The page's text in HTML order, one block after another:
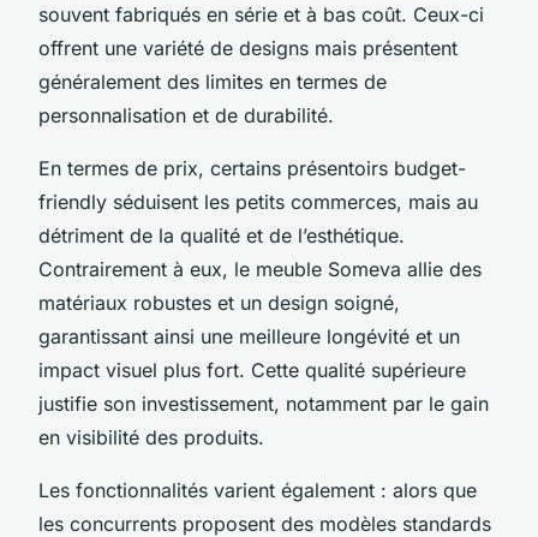
souvent fabriqués en série et à bas coût. Ceux-ci
offrent une variété de designs mais présentent
généralement des limites en termes de
personnalisation et de durabilité.
En termes de prix, certains présentoirs budget-
friendly séduisent les petits commerces, mais au
détriment de la qualité et de l’esthétique.
Contrairement à eux, le meuble Someva allie des
matériaux robustes et un design soigné,
garantissant ainsi une meilleure longévité et un
impact visuel plus fort. Cette qualité supérieure
justifie son investissement, notamment par le gain
en visibilité des produits.
Les fonctionnalités varient également : alors que
les concurrents proposent des modèles standards